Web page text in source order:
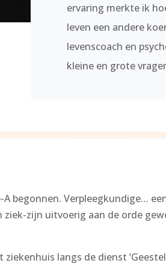
ervaring merkte ik
leven een andere
levenscoach en
kleine en grote
begonnen. Verpleegkundige…
zijn uitvoerig aan de orde
langs de dienst